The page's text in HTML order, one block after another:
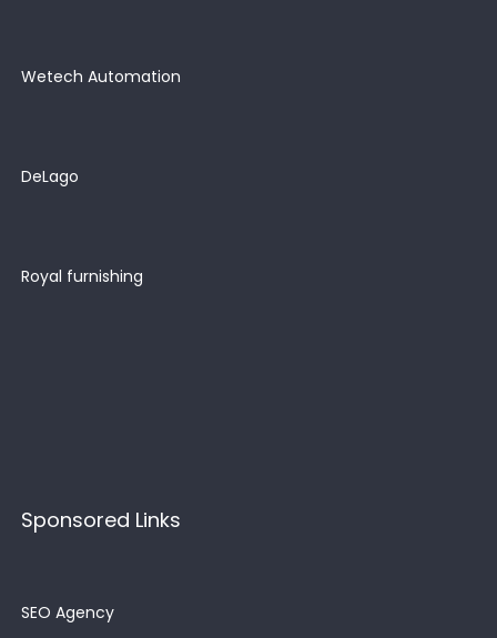
Wetech Automation
DeLago
Royal furnishing
Sponsored Links
SEO Agency